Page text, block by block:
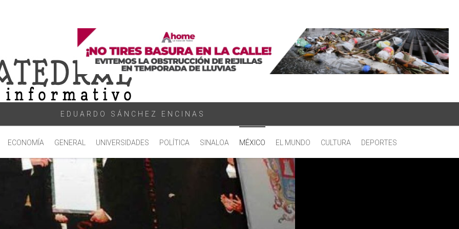
EDUARDO SÁNCHEZ ENCINAS
ECONOMÍA GENERAL UNIVERSIDADES POLÍTICA SINALOA MÉXICO EL MUNDO CULTURA DEPORTES